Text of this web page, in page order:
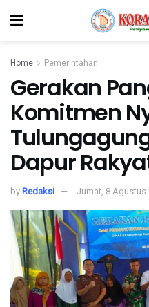
Home Pemerintahan
Gerakan
Komitmen
Dapur
by Redaksi Jumat, 8 Agustus